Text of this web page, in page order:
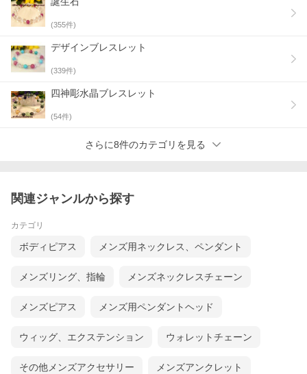
(355件)
デザインブレスレット
(339件)
四神彫水晶ブレスレット
(54件)
さらに8件のカテゴリを見る
関連ジャンルから探す
カテゴリ
ボディピアス メンズ用ネックレス、ペンダント
メンズリング、指輪 メンズネックレスチェーン
メンズピアス メンズ用ペンダントヘッド
ウィッグ、エクステンション ウォレットチェーン
その他メンズアクセサリー メンズアンクレット